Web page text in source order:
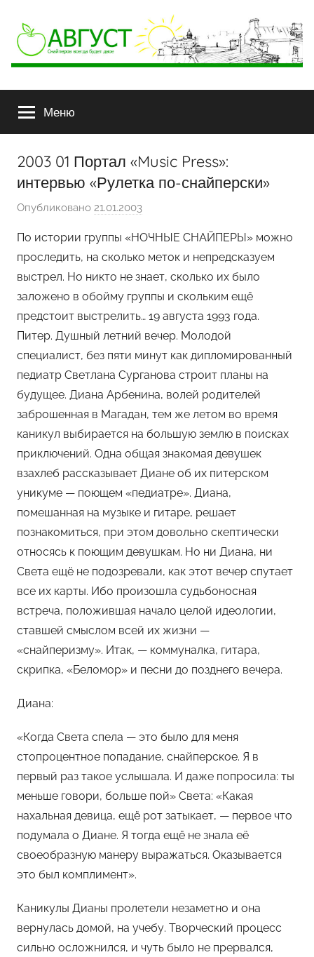
АВГУСТ
будет
двое
Меню
2003 01 Портал «Music Press»:
интервью «Рулетка по-снайперски»
Опубликовано 21.01.2003
т
о
р
о
м
Х
е
м
у
По истории группы «НОЧНЫЕ СНАЙПЕРЫ» можно
проследить, на сколько меток и непредсказуем
выстрел. Но никто не знает, сколько их было
заложено в обойму группы и скольким ещё
предстоит выстрелить… 19 августа 1993 года.
Питер. Душный летний вечер. Молодой
специалист, без пяти минут как дипломированный
педиатр Светлана Сурганова строит планы на
будущее. Диана Арбенина, волей родителей
заброшенная в Магадан, тем же летом во время
каникул выбирается на большую землю в поисках
приключений. Одна общая знакомая девушек
взахлеб рассказывает Диане об их питерском
уникуме — поющем «педиатре». Диана,
помешанная на музыке и гитаре, решает
познакомиться, при этом довольно скептически
относясь к поющим девушкам. Но ни Диана, ни
Света ещё не подозревали, как этот вечер спутает
все их карты. Ибо произошла судьбоносная
встреча, положившая начало целой идеологии,
ставшей смыслом всей их жизни —
«снайперизму». Итак, — коммуналка, гитара,
скрипка, «Беломор» и песни до позднего вечера.
Диана:
«Когда Света спела — это было для меня
стопроцентное попадание, снайперское. Я в
первый раз такое услышала. И даже попросила: ты
меньше говори, больше пой» Света: «Какая
нахальная девица, ещё рот затыкает, — первое что
подумала о Диане. Я тогда ещё не знала её
своеобразную манеру выражаться. Оказывается
это был комплимент».
Каникулы Дианы пролетели незаметно и она
вернулась домой, на учебу. Творческий процесс
сильно осложнился, и чуть было не прервался,